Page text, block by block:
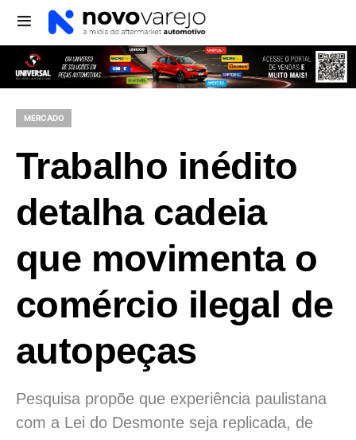
MERCADO
Trabalho inédito
detalha cadeia
que movimenta o
comércio ilegal de
autopeças
Pesquisa propõe que experiência paulistana
com a Lei do Desmonte seja replicada, de